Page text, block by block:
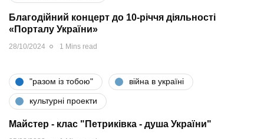
Благодійний концерт до 10-річчя діяльності
«Порталу України»
28/10/2024 1 Mins read
"разом iз тобою" війна в україні
культурні проекти
Майстер - клас "Петриківка - душа України"